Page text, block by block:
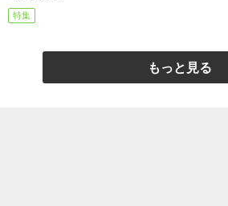
特集
もっと見る